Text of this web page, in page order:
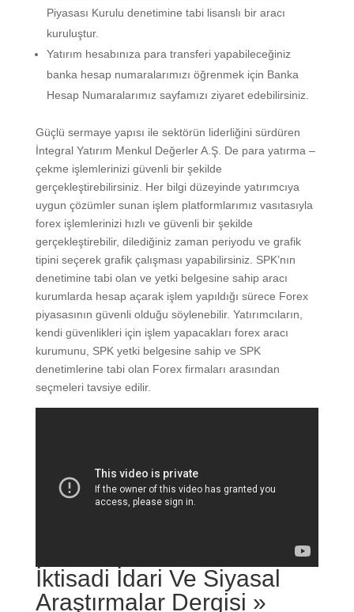
Piyasası Kurulu denetimine tabi lisanslı bir aracı
kuruluştur.
Yatırım hesabınıza para transferi yapabileceğiniz
banka hesap numaralarımızı öğrenmek için Banka
Hesap Numaralarımız sayfamızı ziyaret edebilirsiniz.
Güçlü sermaye yapısı ile sektörün liderliğini sürdüren
İntegral Yatırım Menkul Değerler A.Ş. De para yatırma –
çekme işlemlerinizi güvenli bir şekilde
gerçekleştirebilirsiniz. Her bilgi düzeyinde yatırımcıya
uygun çözümler sunan işlem platformlarımız vasıtasıyla
forex işlemlerinizi hızlı ve güvenli bir şekilde
gerçekleştirebilir, dilediğiniz zaman periyodu ve grafik
tipini seçerek grafik çalışması yapabilirsiniz. SPK’nın
denetimine tabi olan ve yetki belgesine sahip aracı
kurumlarda hesap açarak işlem yapıldığı sürece Forex
piyasasının güvenli olduğu söylenebilir. Yatırımcıların,
kendi güvenlikleri için işlem yapacakları forex aracı
kurumunu, SPK yetki belgesine sahip ve SPK
denetimlerine tabi olan Forex firmaları arasından
seçmeleri tavsiye edilir.
İktisadi İdari Ve Siyasal
Araştırmalar Dergisi »